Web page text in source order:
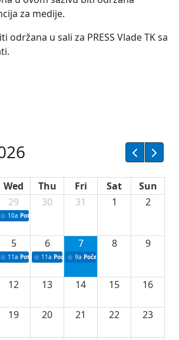
za medije.
održana u sali za PRESS Vlade TK sa
Wed Thu Fri Sat
Sun
29
10a Potpisivanje ugovora sa neprofitnim
30 31 1 2
5
11a Potpisivanje ugovora o stipendijama za
6
11a Podrška razvoju vodne infrastrukture u
7
9a Početak izgradnje nove
8 9
12 13 14 15 16
19 20 21 22 23